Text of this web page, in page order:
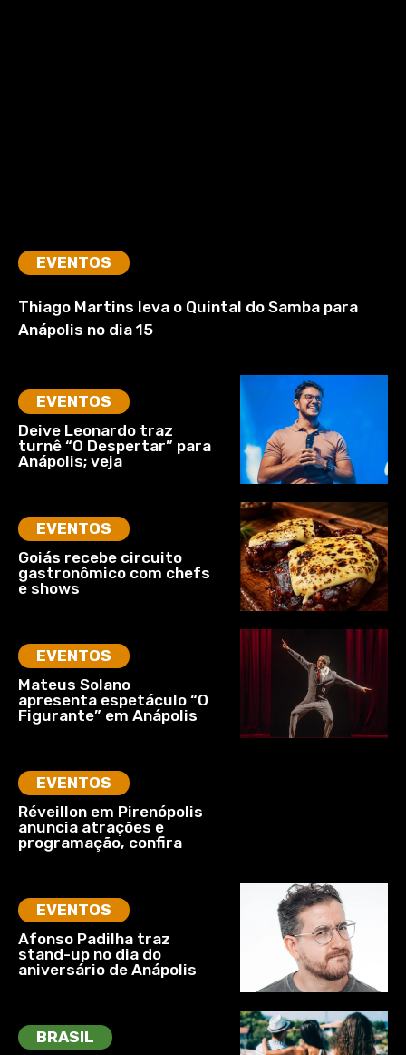
EVENTOS
Thiago Martins leva o Quintal do Samba para
Anápolis no dia 15
EVENTOS
Deive Leonardo traz
turnê “O Despertar” para
Anápolis; veja
EVENTOS
Goiás recebe circuito
gastronômico com chefs
e shows
EVENTOS
Mateus Solano
apresenta espetáculo “O
Figurante” em Anápolis
EVENTOS
Réveillon em Pirenópolis
anuncia atrações e
programação, confira
EVENTOS
Afonso Padilha traz
stand-up no dia do
aniversário de Anápolis
BRASIL